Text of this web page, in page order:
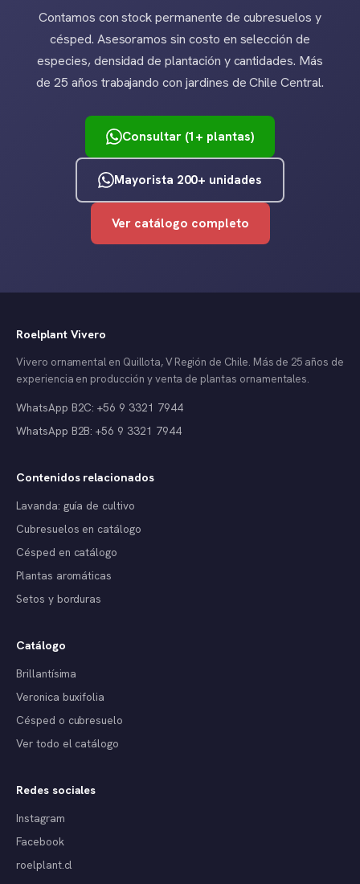
Contamos con stock permanente de cubresuelos y
césped. Asesoramos sin costo en selección de
especies, densidad de plantación y cantidades. Más
de 25 años trabajando con jardines de Chile Central.
Consultar (1+ plantas)
Mayorista 200+ unidades
Ver catálogo completo
Roelplant Vivero
Vivero ornamental en Quillota, V Región de Chile. Más de 25 años de
experiencia en producción y venta de plantas ornamentales.
WhatsApp B2C: +56 9 3321 7944
WhatsApp B2B: +56 9 3321 7944
Contenidos relacionados
Lavanda: guía de cultivo
Cubresuelos en catálogo
Césped en catálogo
Plantas aromáticas
Setos y borduras
Catálogo
Brillantísima
Veronica buxifolia
Césped o cubresuelo
Ver todo el catálogo
Redes sociales
Instagram
Facebook
roelplant.cl